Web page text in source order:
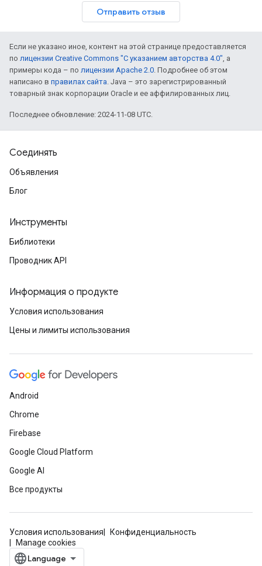
Отправить отзыв
Если не указано иное, контент на этой странице предоставляется
по лицензии Creative Commons "С указанием авторства 4.0", а
примеры кода – по лицензии Apache 2.0. Подробнее об этом
написано в правилах сайта. Java – это зарегистрированный
товарный знак корпорации Oracle и ее аффилированных лиц.
Последнее обновление: 2024-11-08 UTC.
Соединять
Объявления
Блог
Инструменты
Библиотеки
Проводник API
Информация о продукте
Условия использования
Цены и лимиты использования
Android
Chrome
Firebase
Google Cloud Platform
Google AI
Все продукты
Условия использования
Конфиденциальность
Manage cookies